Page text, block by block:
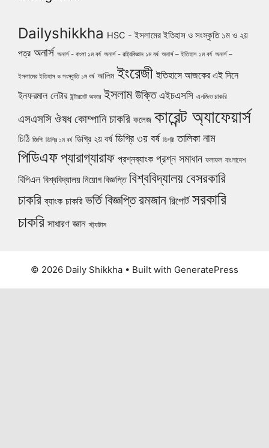
Dailyshikkha HSC - ইসলামের ইতিহাস ও সংস্কৃতি ১ম ও ২য়
পত্র অনার্স অনার্স - বাংলা ১ম বর্ষ অনার্স - রাষ্ট্রবিজ্ঞান ১ম বর্ষ অনার্স – ইতিহাস ১ম বর্ষ অনার্স –
ইসলামের ইতিহাস ও সংস্কৃতি ১ম বর্ষ আলিম ইংরেজী ইতিহাসে আজকের এই দিনে
ইনফরমাল লেটার ইন্টারনেট অফার ইসলাম উক্তি এইচএসসি এনজিও চাকরি
এসএসসি ঔষধ কোম্পানি চাকরি কলেজ কারেন্ট অ্যাফেয়ার্স
চিঠি জিপি ডিগ্রি ১ম বর্ষ ডিগ্রি ২য় বর্ষ ডিগ্রি ৩য় বর্ষ ডিগ্রী তালিকা নাম
পিডিএফপ্যারাগ্যারাফ প্রশ্নব্যাংক প্রশ্ন সমাধান ফলাফল বাংলাদেশ
বিপিএল বিশ্ববিদ্যালয় নিয়োগ বিজ্ঞপ্তি বিশ্ববিদ্যালয়বেসরকারি
চাকরি ব্যাংক চাকরি ভর্তি বিজ্ঞপ্তিরমজান রিপোর্ট সরকারি
চাকরি সাধারণ জ্ঞান স্ট্যাটাস
© 2026 Daily Shikkha • Built with GeneratePress